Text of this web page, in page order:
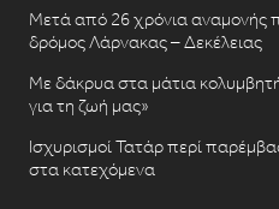
Μετά από 26 χρόνια αναμονής
δρόμος Λάρνακας – Δεκέλειας
Με δάκρυα στα μάτια
για τη ζωή μας»
Ισχυρισμοί Τατάρ περί
στα κατεχόμενα